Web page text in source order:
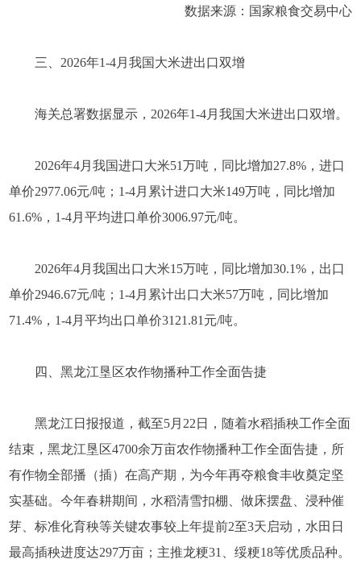
数据来源：国家粮食交易中心
三、2026年1-4月我国大米进出口双增
海关总署数据显示，2026年1-4月我国大米进出口双增。
2026年4月我国进口大米51万吨，同比增加27.8%，进口
单价2977.06元/吨；1-4月累计进口大米149万吨，同比增加
61.6%，1-4月平均进口单价3006.97元/吨。
2026年4月我国出口大米15万吨，同比增加30.1%，出口
单价2946.67元/吨；1-4月累计出口大米57万吨，同比增加
71.4%，1-4月平均出口单价3121.81元/吨。
四、黑龙江垦区农作物播种工作全面告捷
黑龙江日报报道，截至5月22日，随着水稻插秧工作全面
结束，黑龙江垦区4700余万亩农作物播种工作全面告捷，所
有作物全部播（插）在高产期，为今年再夺粮食丰收奠定坚
实基础。今年春耕期间，水稻清雪扣棚、做床摆盘、浸种催
芽、标准化育秧等关键农事较上年提前2至3天启动，水田日
最高插秧进度达297万亩；主推龙粳31、绥粳18等优质品种。